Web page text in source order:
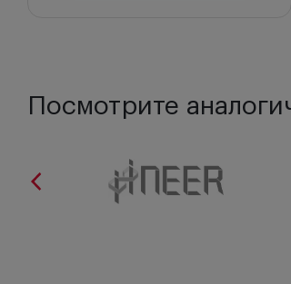
Посмотрите